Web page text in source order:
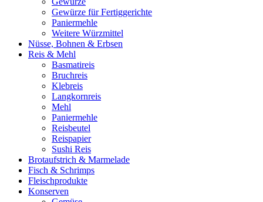
Gewürze für Fertiggerichte
Paniermehle
Weitere Würzmittel
Nüsse, Bohnen & Erbsen
Reis & Mehl
Basmatireis
Bruchreis
Klebreis
Langkornreis
Mehl
Paniermehle
Reisbeutel
Reispapier
Sushi Reis
Brotaufstrich & Marmelade
Fisch & Schrimps
Fleischprodukte
Konserven